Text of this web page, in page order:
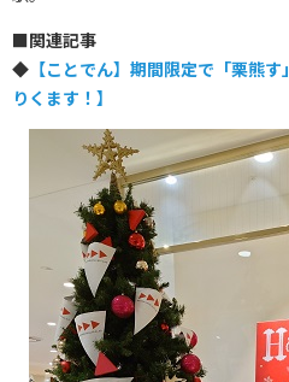
■関連記事
◆ 【ことでん】期間限定で「栗熊
りくます！】